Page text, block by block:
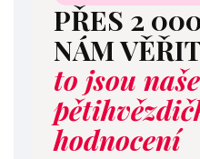
PŘES 2
NÁM
to jsou naše
hodnocení